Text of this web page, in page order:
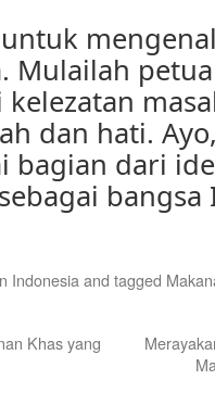
Mulailah
dan hati.
bagian dari
bangsa
Indonesia and tagged
Khas yang